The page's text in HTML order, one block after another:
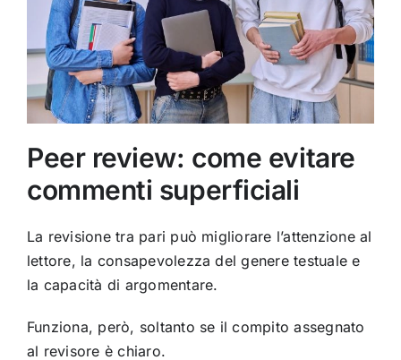
Peer review: come evitare
commenti superficiali
La revisione tra pari può migliorare l’attenzione al
lettore, la consapevolezza del genere testuale e
la capacità di argomentare.
Funziona, però, soltanto se il compito assegnato
al revisore è chiaro.